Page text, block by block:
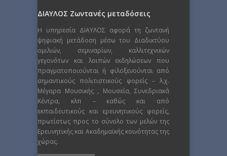
ΔΙΑΥΛΟΣ Ζωντανές μεταδόσεις
Η υπηρεσία ΔΙΑΥΛΟΣ αφορά τη ζωντανή
ψηφιακή μετάδοση μέσω του Διαδικτύου
ομιλιών, σεμιναρίων, καλλιτεχνικών
γεγονότων και λοιπών εκδηλώσεων που
πραγματοποιούνται ή φιλοξενούνται από
σημαντικούς πολιτιστικούς φορείς – λ.χ.
Μέγαρα Μουσικής , Μουσεία, Συνεδριακά
Κέντρα, κλπ – καθώς και από
εκπαιδευτικούς και ερευνητικούς φορείς,
πρωτίστως προς το σύνολο των μελών της
Ερευνητικής και Ακαδημαϊκής κοινότητας της
χώρας.